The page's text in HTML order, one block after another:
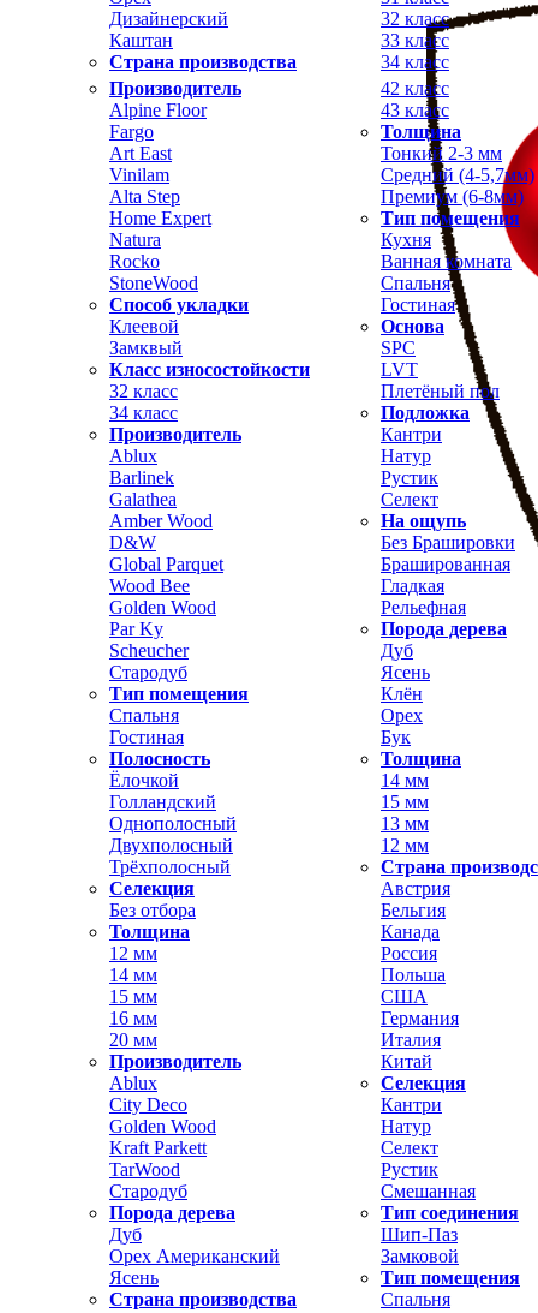
Дизайнерский
Каштан
Страна производства
32 класс
33 класс
34 класс
Производитель
Alpine Floor
Fargo
Art East
Vinilam
Alta Step
Home Expert
Natura
Rocko
StoneWood
Способ укладки
Клеевой
Замквый
Класс износостойкости
32 класс
34 класс
42 класс
43 класс
Толщина
Тонкий 2-3 мм
Средний (4-5,7мм)
Премиум (6-8мм)
Тип помещения
Кухня
Ванная комната
Спальня
Гостиная
Основа
SPC
LVT
Плетёный пол
Подложка
Производитель
Ablux
Barlinek
Galathea
Amber Wood
D&W
Global Parquet
Wood Bee
Golden Wood
Par Ky
Scheucher
Стародуб
Тип помещения
Спальня
Гостиная
Полосность
Ёлочкой
Голландский
Однополосный
Двухполосный
Трёхполосный
Селекция
Без отбора
Кантри
Натур
Рустик
Селект
На ощупь
Без Брашировки
Брашированная
Гладкая
Рельефная
Порода дерева
Дуб
Ясень
Клён
Орех
Бук
Толщина
14 мм
15 мм
13 мм
12 мм
Страна
Австрия
Бельгия
Толщина
12 мм
14 мм
15 мм
16 мм
20 мм
Производитель
Ablux
City Deco
Golden Wood
Kraft Parkett
TarWood
Стародуб
Порода дерева
Дуб
Орех Американский
Ясень
Страна производства
Канада
Россия
Польша
США
Германия
Италия
Китай
Селекция
Кантри
Натур
Селект
Рустик
Смешанная
Тип соединения
Шип-Паз
Замковой
Тип помещения
Спальня